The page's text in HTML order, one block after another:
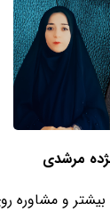
مرشدی
و مشاوره